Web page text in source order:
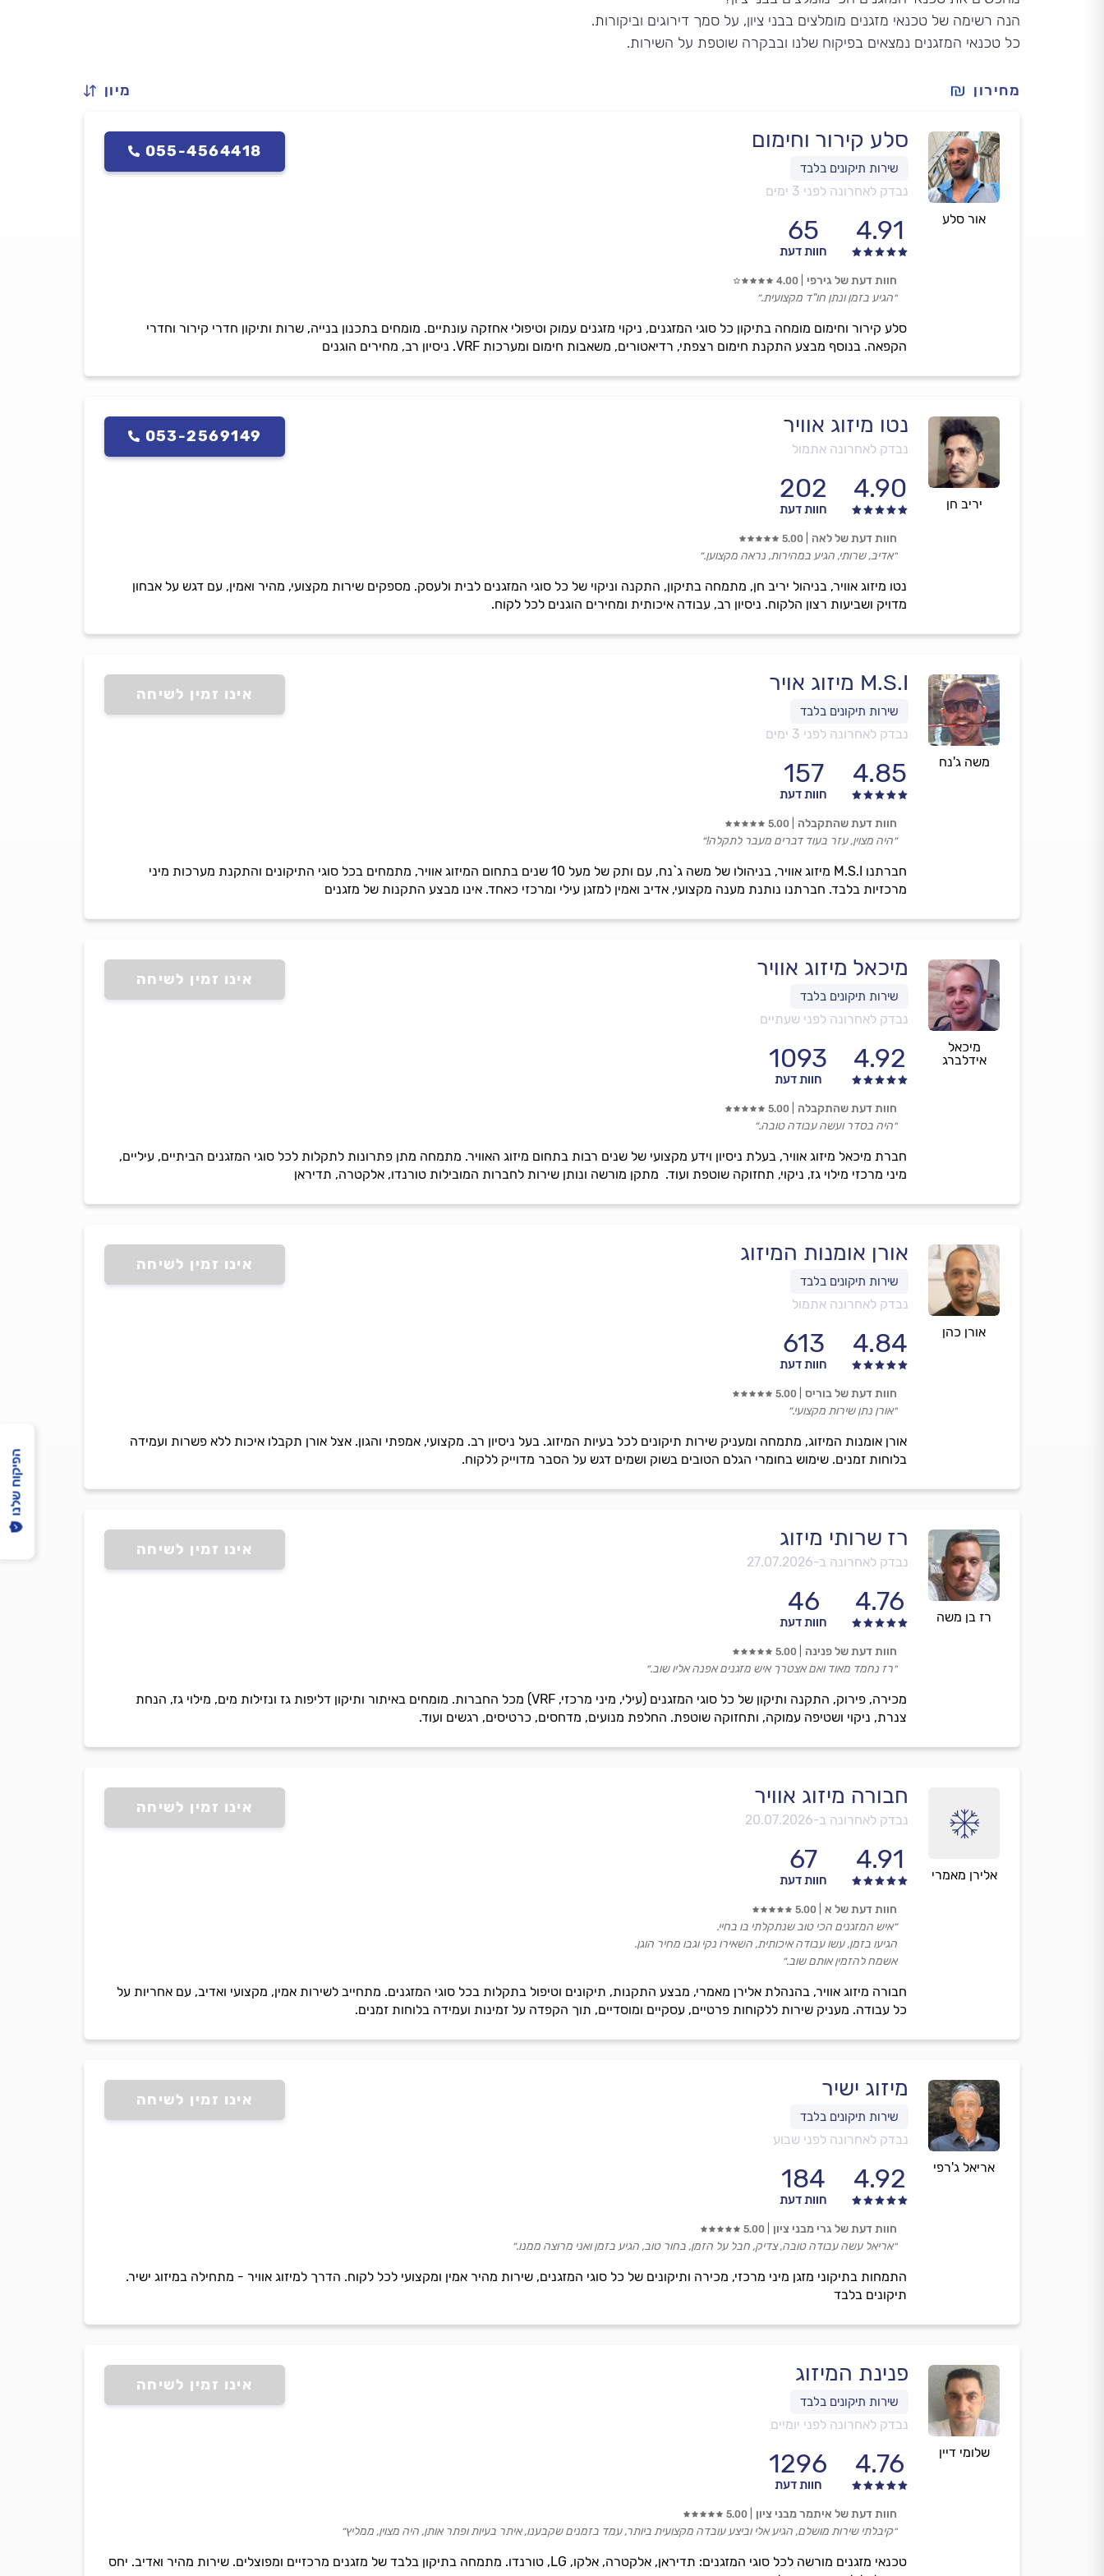
הנה רשימה של טכנאי מזגנים מומלצים בבני ציון, על סמך דירוגים וביקורות.
כל טכנאי המזגנים נמצאים בפיקוח שלנו ובבקרה שוטפת על השירות.
מחירון מיון
אור סלע
סלע קירור וחימום
נבדק לאחרונה לפני 3 ימים
4.91
65
חוות דעת
055-4564418
סלע קירור וחימום מומחה בתיקון כל סוגי המזגנים, ניקוי מזגנים עמוק וטיפולי אחזקה עונתיים. מומחים בתכנון בנייה, שרות ותיקון חדרי קירור וחדרי
הקפאה. בנוסף מבצע התקנת חימום רצפתי, רדיאטורים, משאבות חימום ומערכות VRF. ניסיון רב, מחירים הוגנים
חוות דעת של גירפי 4.00
״הגיע בזמן ונתן חו"ד מקצועית.״
יריב חן
נטו מיזוג אוויר
נבדק לאחרונה אתמול
4.90
202
חוות דעת
053-2569149
נטו מיזוג אוויר, בניהול יריב חן, מתמחה בתיקון, התקנה וניקוי של כל סוגי המזגנים לבית ולעסק. מספקים שירות מקצועי, מהיר ואמין, עם דגש על אבחון
מדויק ושביעות רצון הלקוח. ניסיון רב, עבודה איכותית ומחירים הוגנים לכל לקוח.
חוות דעת של לאה 5.00
״אדיב, שרותי, הגיע במהירות, נראה מקצוען.״
משה ג'נח
M.S.I מיזוג אויר
נבדק לאחרונה לפני 3 ימים
4.85
157
חוות דעת
אינו זמין לשיחה
חברתנו M.S.I מיזוג אוויר, בניהולו של משה ג`נח, עם ותק של מעל 10 שנים בתחום המיזוג אוויר, מתמחים בכל סוגי התיקונים והתקנת מערכות מיני
מרכזיות בלבד. חברתנו נותנת מענה מקצועי, אדיב ואמין למזגן עילי ומרכזי כאחד. אינו מבצע התקנות של מזגנים
חוות דעת שהתקבלה 5.00
״היה מצוין, עזר בעוד דברים מעבר לתקלה!״
מיכאל
אידלברג
מיכאל מיזוג אוויר
נבדק לאחרונה לפני שעתיים
4.92
1093
חוות דעת
אינו זמין לשיחה
חברת מיכאל מיזוג אוויר, בעלת ניסיון וידע מקצועי של שנים רבות בתחום מיזוג האוויר. מתמחה מתן פתרונות לתקלות לכל סוגי המזגנים הביתיים, עיליים,
מיני מרכזי מילוי גז, ניקוי, תחזוקה שוטפת ועוד. מתקן מורשה ונותן שירות לחברות המובילות טורנדו, אלקטרה, תדיראן
חוות דעת שהתקבלה 5.00
״היה בסדר ועשה עבודה טובה.״
אורן כהן
אורן אומנות המיזוג
נבדק לאחרונה אתמול
4.84
613
חוות דעת
אינו זמין לשיחה
אורן אומנות המיזוג, מתמחה ומעניק שירות תיקונים לכל בעיות המיזוג. בעל ניסיון רב. מקצועי, אמפתי והגון. אצל אורן תקבלו איכות ללא פשרות ועמידה
בלוחות זמנים. שימוש בחומרי הגלם הטובים בשוק ושמים דגש על הסבר מדוייק ללקוח.
חוות דעת של בוריס 5.00
״אורן נתן שירות מקצועי.״
רז בן משה
רז שרותי מיזוג
נבדק לאחרונה ב-27.07.2026
4.76
46
חוות דעת
אינו זמין לשיחה
מכירה, פירוק, התקנה ותיקון של כל סוגי המזגנים (עילי, מיני מרכזי, VRF) מכל החברות. מומחים באיתור ותיקון דליפות גז ונזילות מים, מילוי גז, הנחת
צנרת, ניקוי ושטיפה עמוקה, ותחזוקה שוטפת. החלפת מנועים, מדחסים, כרטיסים, רגשים ועוד.
חוות דעת של פנינה 5.00
״רז נחמד מאוד ואם אצטרך איש מזגנים אפנה אליו שוב.״
אלירן מאמרי
חבורה מיזוג אוויר
נבדק לאחרונה ב-20.07.2026
4.91
67
חוות דעת
אינו זמין לשיחה
חבורה מיזוג אוויר, בהנהלת אלירן מאמרי, מבצע התקנות, תיקונים וטיפול בתקלות בכל סוגי המזגנים. מתחייב לשירות אמין, מקצועי ואדיב, עם אחריות על
כל עבודה. מעניק שירות ללקוחות פרטיים, עסקיים ומוסדיים, תוך הקפדה על זמינות ועמידה בלוחות זמנים.
חוות דעת של א 5.00
״איש המזגנים הכי טוב שנתקלתי בו בחיי.
הגיעו בזמן, עשו עבודה איכותית, השאירו נקי וגבו מחיר הוגן.
אשמח להזמין אותם שוב.״
אריאל ג'רפי
מיזוג ישיר
נבדק לאחרונה לפני שבוע
4.92
184
חוות דעת
אינו זמין לשיחה
התמחות בתיקוני מזגן מיני מרכזי, מכירה ותיקונים של כל סוגי המזגנים, שירות מהיר אמין ומקצועי לכל לקוח. הדרך למיזוג אוויר - מתחילה במיזוג ישיר.
תיקונים בלבד
חוות דעת של גרי מבני ציון 5.00
״אריאל עשה עבודה טובה, צדיק, חבל על הזמן, בחור טוב, הגיע בזמן ואני מרוצה ממנו.״
שלומי דיין
פנינת המיזוג
נבדק לאחרונה לפני יומיים
4.76
1296
חוות דעת
אינו זמין לשיחה
טכנאי מזגנים מורשה לכל סוגי המזגנים: תדיראן, אלקטרה, אלקו, LG, טורנדו. מתמחה בתיקון בלבד של מזגנים מרכזיים ומפוצלים. שירות מהיר ואדיב. יחס
חוות דעת של איתמר מבני ציון 5.00
״קיבלתי שירות מושלם, הגיע אלי וביצע עובדה מקצועית ביותר, עמד בזמנים שקבענו, איתר בעיות ופתר אותן, היה מצוין, ממליץ״
הפיקוח שלנו